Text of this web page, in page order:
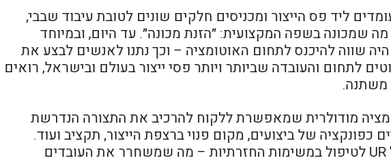
ליד פס הייצור ומכניסים חלקים שונים לטובת עיבוד שבבי,
שמכונה בשפה המקצועית: ״הזנת מכונה״. עד היום, ובמיוחד
שווה להיכנס לתחום האוטומציה – וכך נתנו לאנשים לבצע את
לתחום והעובדה שביותר ויותר פסי ייצור בעולם ובישראל, רואים
משתנה.
מודולרית שמאפשרת ללקוח להרכיב את התצורה הנדרשת
כפונקציה של ביצועים, מקום פנוי ברצפת הייצור, תקציב ועוד.
הפלטפורמה עושה שימוש בזרועות של UR לטיפול במשימות החזרתיות – מה שמשחרר את העובדים